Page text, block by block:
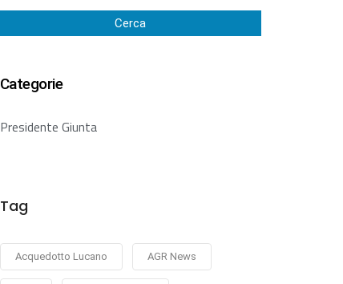
Cerca
Categorie
Presidente Giunta
Tag
Acquedotto Lucano AGR News